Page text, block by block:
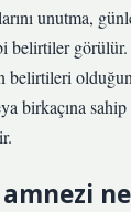
unutma,
belirtiler
belirtileri
birkaçına